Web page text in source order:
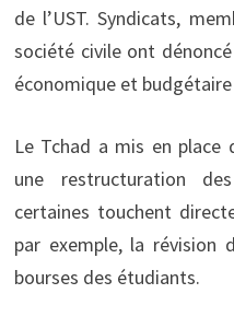
de l’UST. Syndicats,
société civile ont
économique et budgétaire
Le Tchad a mis en place
une restructuration
certaines touchent
par exemple, la révision
bourses des étudiants.